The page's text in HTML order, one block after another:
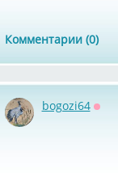
Комментарии (0)
bogozi64